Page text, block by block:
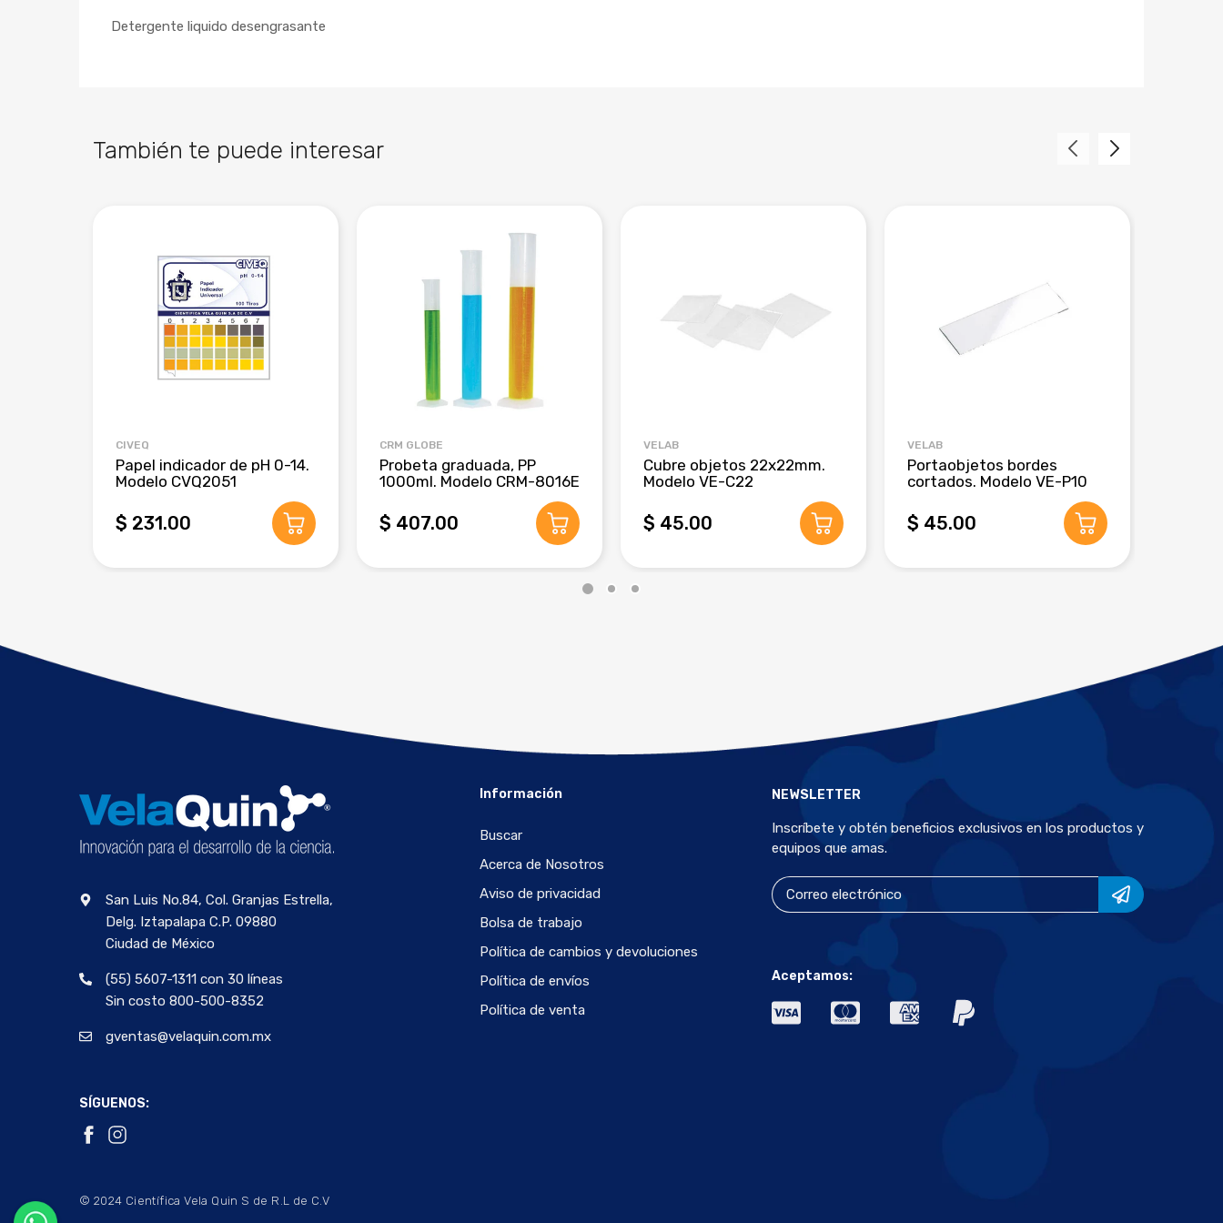
Detergente liquido desengrasante
También te puede interesar
CIVEQ
Papel indicador de pH 0-14.
Modelo CVQ2051
$ 231.00
CRM GLOBE
Probeta graduada, PP
1000ml. Modelo CRM-8016E
$ 407.00
VELAB
Cubre objetos 22x22mm.
Modelo VE-C22
$ 45.00
VELAB
Portaobjetos bordes
cortados. Modelo VE-P10
$ 45.00
San Luis No.84, Col. Granjas Estrella,
Delg. Iztapalapa C.P. 09880
Ciudad de México
(55) 5607-1311 con 30 líneas
Sin costo 800-500-8352
gventas@velaquin.com.mx
SÍGUENOS:
Información
Buscar
Acerca de Nosotros
Aviso de privacidad
Bolsa de trabajo
Política de cambios y devoluciones
Política de envíos
Política de venta
NEWSLETTER
Inscríbete y obtén beneficios exclusivos en los productos y
equipos que amas.
Aceptamos:
© 2024 Científica Vela Quin S de R.L de C.V